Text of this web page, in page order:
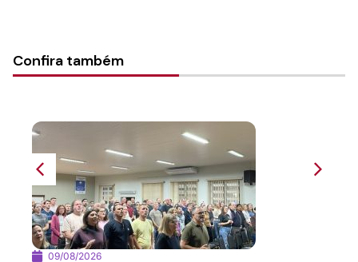
Confira também
09/08/2026